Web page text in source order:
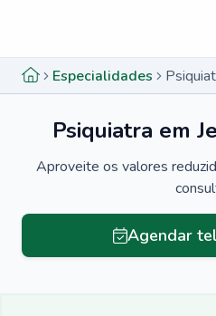
Especialidades
Psiquiatra em
Aproveite os valores
Agendar